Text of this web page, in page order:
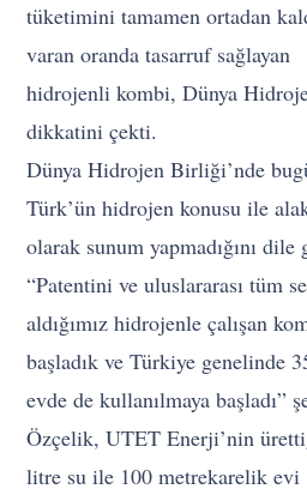
tüketimini tamamen ortadan
varan oranda tasarruf sağlayan
hidrojenli kombi, Dünya
dikkatini çekti.
Dünya Hidrojen Birliği’nde
Türk’ün hidrojen konusu ile
olarak sunum yapmadığını
“Patentini ve uluslararası tüm
aldığımız hidrojenle çalışan
başladık ve Türkiye genelinde
evde de kullanılmaya başladı”
Özçelik, UTET Enerji’nin
litre su ile 100 metrekarelik evi